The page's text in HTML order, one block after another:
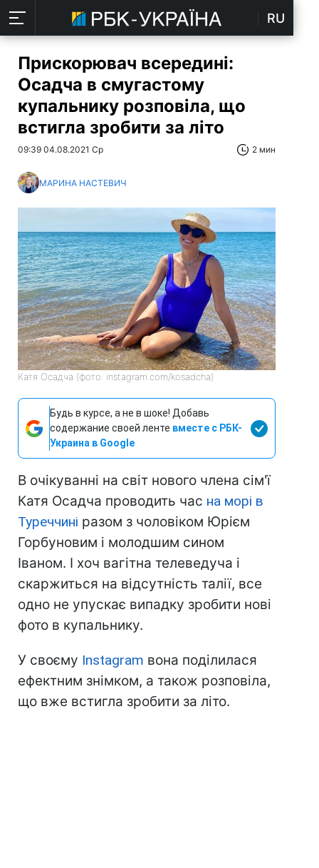
RU
Прискорювач всередині:
Осадча в смугастому
купальнику розповіла, що
встигла зробити за літо
09:39 04.08.2021 Ср 2 мин
МАРИНА НАСТЕВИЧ
Катя Осадча (фото: instagram.com/kosadcha)
Будь в курсе, а не в шоке! Добавь
содержание своей ленте вместе с РБК-
Украина в Google
В очікуванні на світ нового члена сім'ї
Катя Осадча проводить час на морі в
Туреччині разом з чоловіком Юрієм
Горбуновим і молодшим сином
Іваном. І хоч вагітна телеведуча і
скаржиться на відсутність талії, все
одно не упускає випадку зробити нові
фото в купальнику.
У своєму Instagram вона поділилася
ефектним знімком, а також розповіла,
що вже встигла зробити за літо.